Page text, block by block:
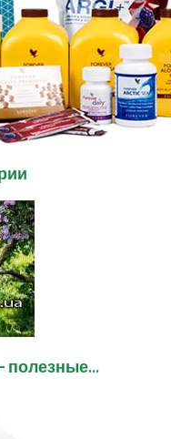
полезные...